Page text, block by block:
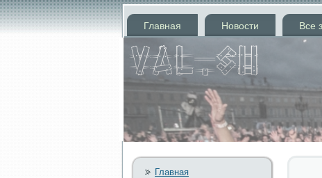
Главная Новости Все
Главная